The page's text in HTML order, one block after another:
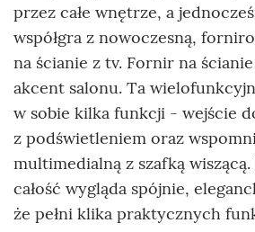
przez całe wnętrze, a
współgra z nowoczesną,
na ścianie z tv. Fornir na
akcent salonu. Ta
w sobie kilka funkcji - wejście
z podświetleniem oraz
multimedialną z szafką
całość wygląda spójnie,
że pełni klika praktycznych